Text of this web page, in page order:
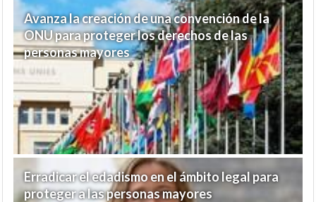
Avanza la creación de una convención de la
ONU para proteger los derechos de las
personas mayores
Erradicar el edadismo en el ámbito legal para
proteger a las personas mayores